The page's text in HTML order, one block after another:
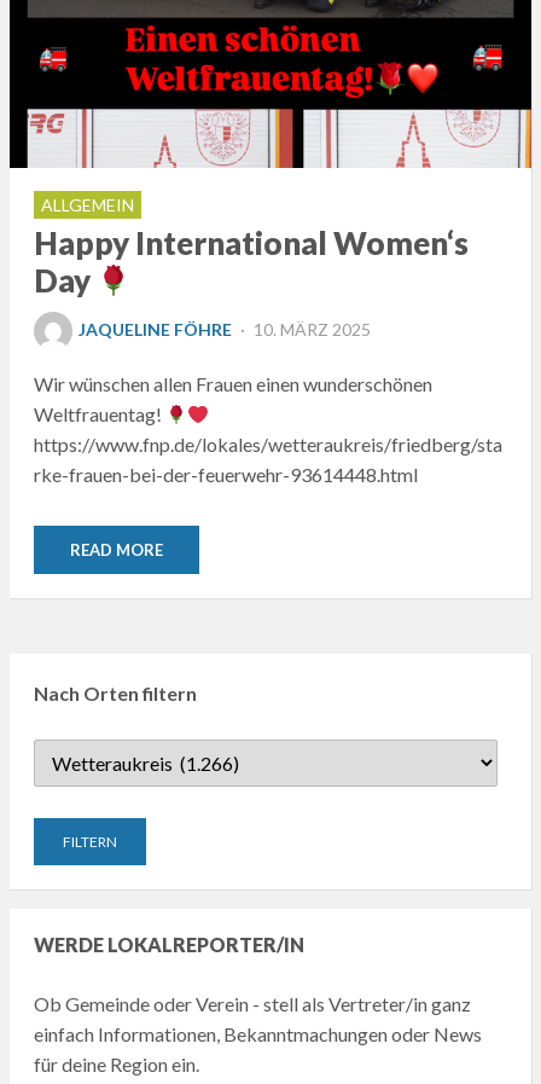
ALLGEMEIN
Happy International Women‘s
Day
JAQUELINE FÖHRE
POSTED
10. MÄRZ 2025
Wir wünschen allen Frauen einen wunderschönen
Weltfrauentag!
https://www.fnp.de/lokales/wetteraukreis/friedberg/sta
rke-frauen-bei-der-feuerwehr-93614448.html
READ MORE
Nach Orten filtern
WERDE LOKALREPORTER/IN
Ob Gemeinde oder Verein - stell als Vertreter/in ganz
einfach Informationen, Bekanntmachungen oder News
für deine Region ein.